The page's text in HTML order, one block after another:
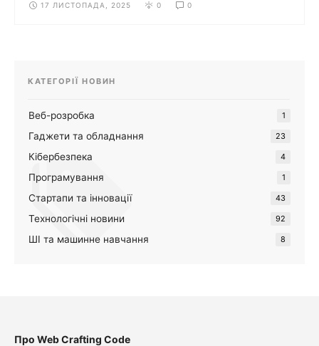
17 ЛИСТОПАДА, 2025 0 0
КАТЕГОРІЇ НОВИН
Веб-розробка 1
Гаджети та обладнання 23
Кібербезпека 4
Програмування 1
Стартапи та інновації 43
Технологічні новини 92
ШІ та машинне навчання 8
Про Web Crafting Code